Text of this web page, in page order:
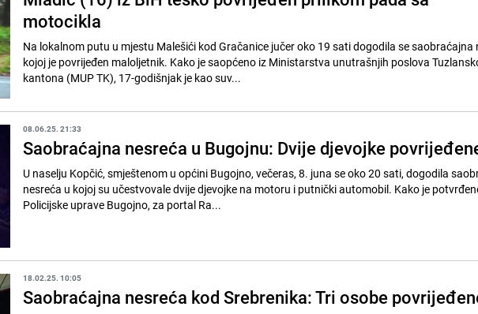
motocikla
Na lokalnom putu u mjestu Malešići kod Gračanice jučer oko 19 sati dogodila se saobraćajna
kojoj je povrijeđen maloljetnik. Kako je saopćeno iz Ministarstva unutrašnjih poslova
kantona (MUP TK), 17-godišnjak je kao suv...
08.06.25. 21:33
Saobraćajna nesreća u Bugojnu: Dvije djevojke
U naselju Kopčić, smještenom u općini Bugojno, večeras, 8. juna se oko 20 sati, dogodila
nesreća u kojoj su učestvovale dvije djevojke na motoru i putnički automobil. Kako je
Policijske uprave Bugojno, za portal Ra...
18.02.25. 10:05
Saobraćajna nesreća kod Srebrenika: Tri osobe